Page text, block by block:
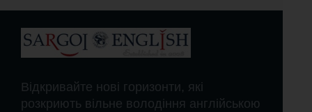
Відкривайте нові горизонти, які
розкриють вільне володіння англійською